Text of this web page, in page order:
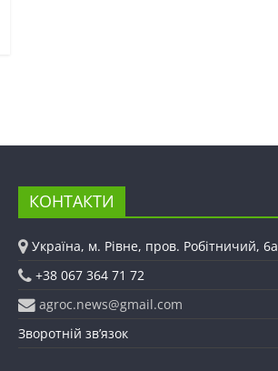
КОНТАКТИ
Україна, м. Рівне, пров. Робітничий, 6а
+38 067 364 71 72
agroc.news@gmail.com
Зворотній зв’язок